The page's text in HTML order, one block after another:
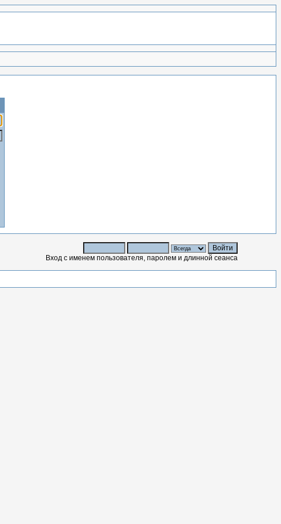
Вход с именем пользователя, паролем и длинной сеанса